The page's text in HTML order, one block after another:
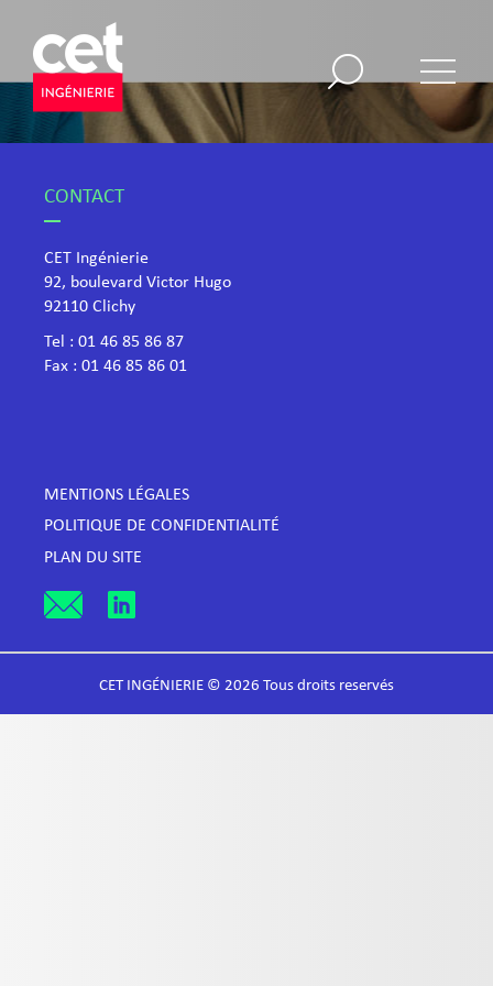
CONTACT
CET Ingénierie
92, boulevard Victor Hugo
​92110 Clichy
Tel : 01 46 85 86 87
Fax : 01 46 85 86 01
MENTIONS LÉGALES
POLITIQUE DE CONFIDENTIALITÉ
PLAN DU SITE
CET INGÉNIERIE © 2026 Tous droits reservés